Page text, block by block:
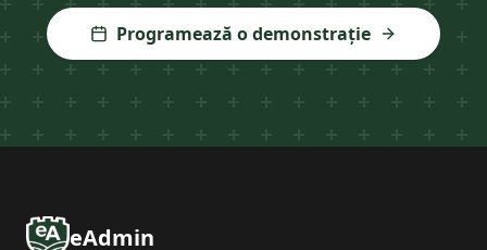
Programează o demonstrație
eAdmin